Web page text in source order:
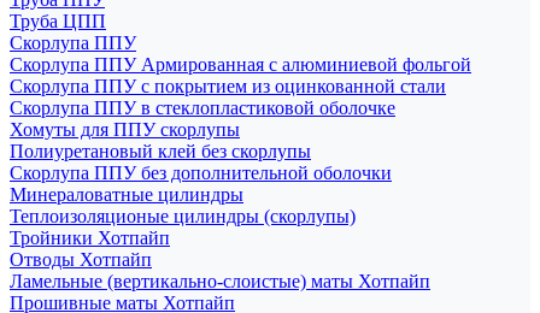
Труба ЦПП
Скорлупа ППУ
Скорлупа ППУ Армированная с алюминиевой фольгой
Скорлупа ППУ с покрытием из оцинкованной стали
Скорлупа ППУ в стеклопластиковой оболочке
Хомуты для ППУ скорлупы
Полиуретановый клей без скорлупы
Скорлупа ППУ без дополнительной оболочки
Минераловатные цилиндры
Теплоизоляционые цилиндры (скорлупы)
Тройники Хотпайп
Отводы Хотпайп
Ламельные (вертикально-слоистые) маты Хотпайп
Прошивные маты Хотпайп